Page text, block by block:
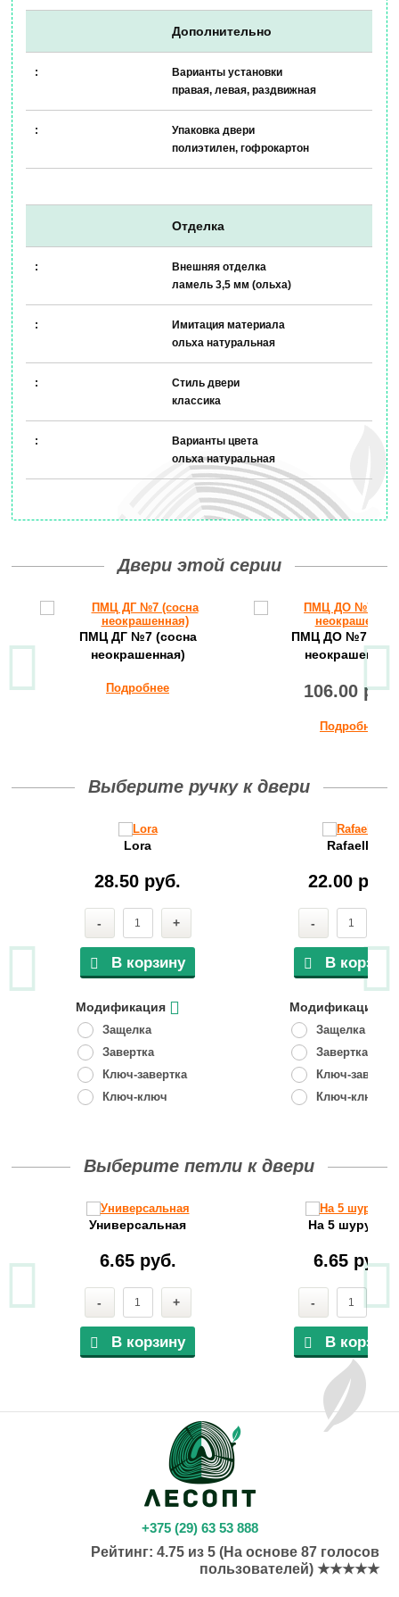
Дополнительно
Варианты установки
правая, левая, раздвижная
Упаковка двери
полиэтилен, гофрокартон
Отделка
Внешняя отделка
ламель 3,5 мм (ольха)
Имитация материала
ольха натуральная
Стиль двери
классика
Варианты цвета
ольха натуральная
Двери этой серии
ПМЦ ДГ №7 (сосна
неокрашенная)
Подробнее
ПМЦ ДО №7
неокрашенная)
106.00 руб.
Подробнее
Выберите ручку к двери
Lora
28.50 руб.
- +
В корзину
Модификация
Защелка
Завертка
Ключ-завертка
Ключ-ключ
Rafaella
22.00 руб.
-
В корзину
Модификация
Защелка
Завертка
Ключ-
Ключ-ключ
Выберите петли к двери
Универсальная
6.65 руб.
- +
В корзину
На 5 шурупов
6.65 руб.
- +
В корзину
+375 (29) 63 53 888
Рейтинг: 4.75из 5(На основе 87голосов
пользователей) ★★★★★